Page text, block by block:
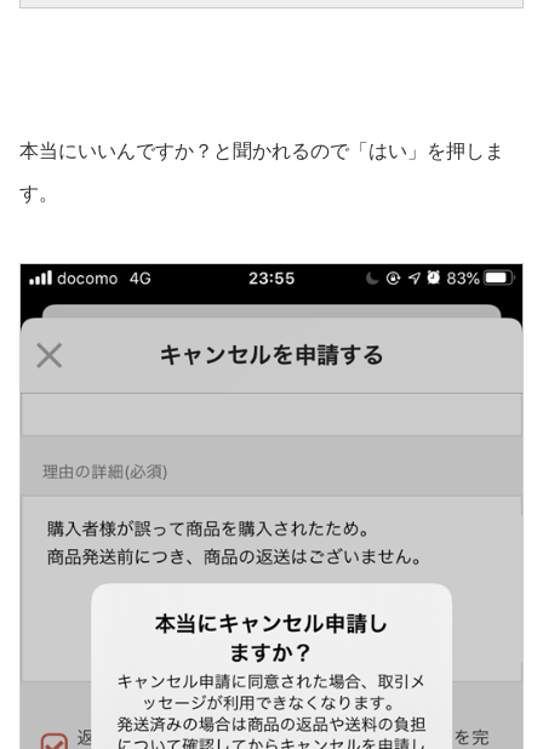
本当にいいんですか？と聞かれるので「はい」を押しま
す。